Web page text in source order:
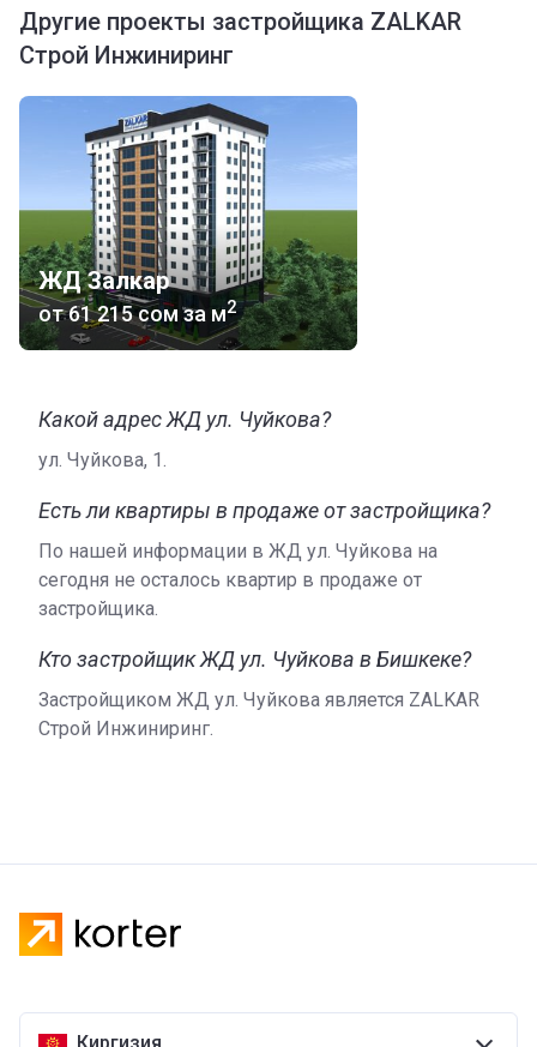
Другие проекты застройщика ZALKAR
Строй Инжиниринг
ЖД Залкар
от‍61 215 сомза м2
Какой адрес ЖД ул. Чуйкова?
ул. Чуйкова, 1.
Есть ли квартиры в продаже от застройщика?
По нашей информации в ЖД ул. Чуйкова на
сегодня не осталось квартир в продаже от
застройщика.
Кто застройщик ЖД ул. Чуйкова в Бишкеке?
Застройщиком ЖД ул. Чуйкова является ZALKAR
Строй Инжиниринг.